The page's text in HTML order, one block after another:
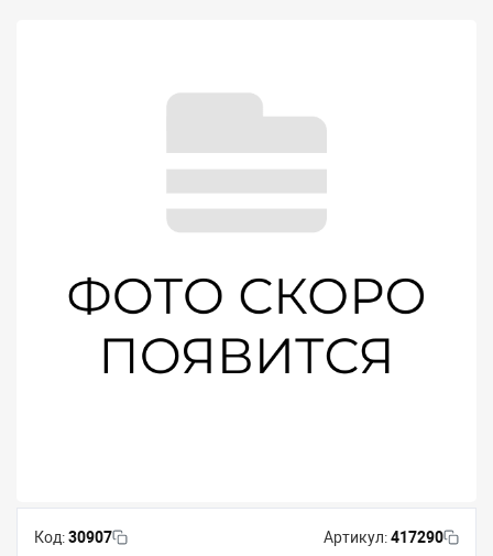
Код:30907 Артикул:417290